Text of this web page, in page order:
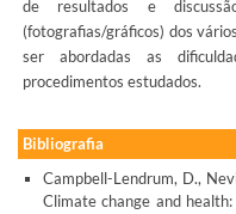
de resultados e
(fotografias/gráficos) dos
ser abordadas as
procedimentos estudados.
Bibliografia
Campbell-Lendrum, D.,
Climate change and